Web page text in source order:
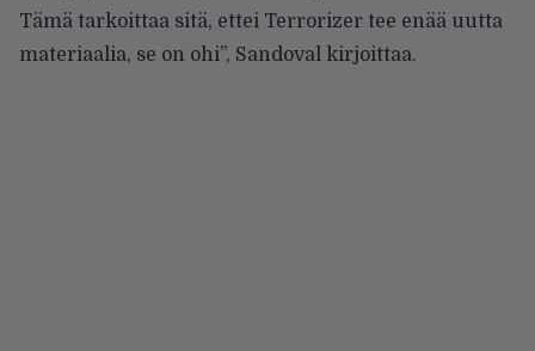
Tämä tarkoittaa sitä, ettei Terrorizer tee enää uutta
materiaalia, se on ohi”, Sandoval kirjoittaa.